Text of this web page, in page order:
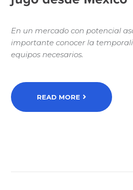
En un mercado con potencial
importante conocer la
equipos necesarios.
READ MORE